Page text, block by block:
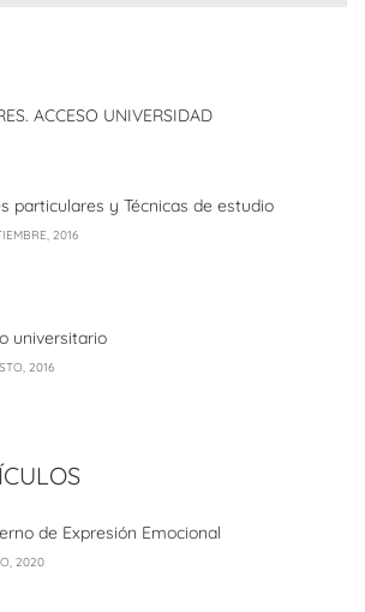
ACCESO UNIVERSIDAD
particulares y Técnicas de estudio
2016
universitario
2016
de Expresión Emocional
2020